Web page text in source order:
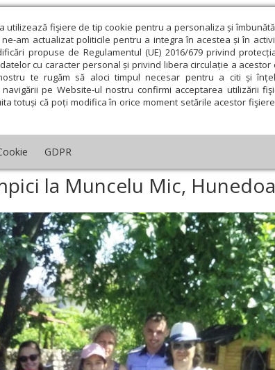
utilizează fişiere de tip cookie pentru a personaliza și
ne-am actualizat politicile pentru a integra în acestea și în
propuse de Regulamentul (UE) 2016/679 privind
cu caracter personal și privind libera circulație a
te rugăm să aloci timpul necesar pentru a citi și
pe Website-ul nostru confirmi acceptarea utilizării
totuși că poți modifica în orice moment setările acestor
GDPR
Teologie și spiritualitate Educaţie și Cultură
› Tabără pentru olimpici la Muncelu Mic, Hunedoara
la Muncelu Mic,
Ianuarie Februarie Martie Aprilie